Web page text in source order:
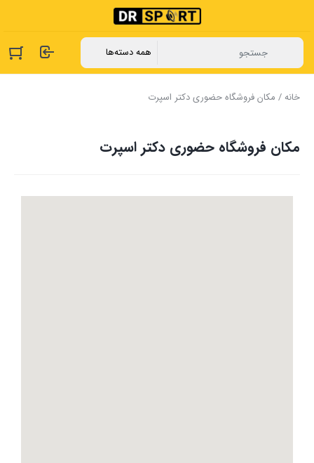
خانه/ مکان فروشگاه حضوری دکتر اسپرت
مکان فروشگاه حضوری دکتر اسپرت